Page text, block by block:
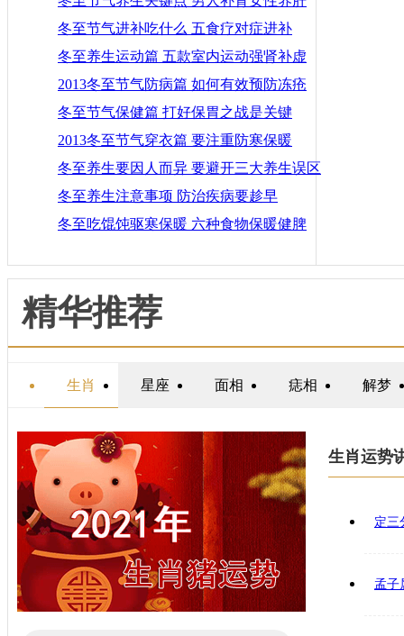
冬至节气进补吃什么 五食疗对症进补
冬至养生运动篇 五款室内运动强肾补虚
2013冬至节气防病篇 如何有效预防冻疮
冬至节气保健篇 打好保胃之战是关键
2013冬至节气穿衣篇 要注重防寒保暖
冬至养生要因人而异 要避开三大养生误区
冬至养生注意事项 防治疾病要趁早
冬至吃馄饨驱寒保暖 六种食物保暖健脾
精华推荐
生肖 星座 面相 痣相 解梦
生肖运势
定三
孟子